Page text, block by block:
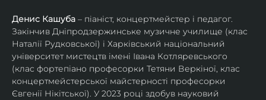
Денис Кашуба – піаніст, концертмейстер і педагог.
Закінчив Дніпродзержинське музичне училище (клас
Наталії Рудковської) і Харківський національний
університет мистецтв імені Івана Котляревського
(клас фортепіано професорки Тетяни Веркіної, клас
концертмейстерської майстерності професорки
Євгенії Нікітської). У 2023 році здобув науковий